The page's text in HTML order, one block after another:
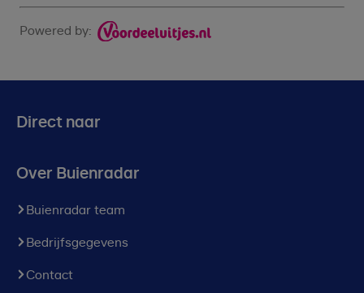
Powered by:
Direct naar
Over Buienradar
Buienradar team
Bedrijfsgegevens
Contact